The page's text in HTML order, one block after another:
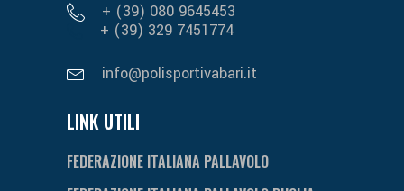
+ (39) 080 9645453
+ (39) 329 7451774
info@polisportivabari.it
LINK UTILI
FEDERAZIONE ITALIANA PALLAVOLO